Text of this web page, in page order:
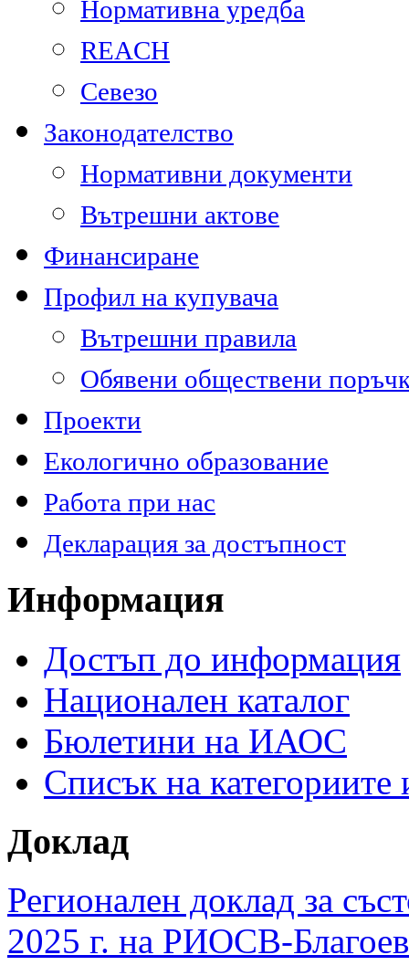
Нормативна уредба
REACH
Севезо
Законодателство
Нормативни документи
Вътрешни актове
Финансиране
Профил на купувача
Вътрешни правила
Обявени обществени
Проекти
Екологично образование
Работа при нас
Декларация за достъпност
Информация
Достъп до информация
Национален каталог
Бюлетини на ИАОС
Списък на
Доклад
Регионален доклад за
2025 г. на РИОСВ-